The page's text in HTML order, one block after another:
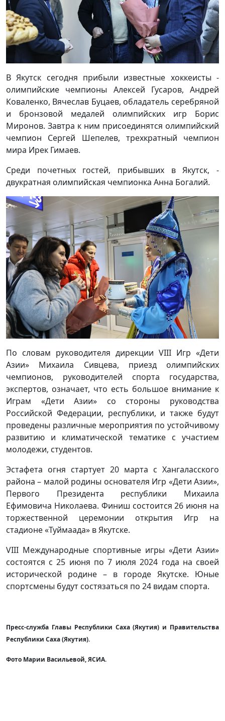
В Якутск сегодня прибыли известные хоккеисты -
олимпийские чемпионы Алексей Гусаров, Андрей
Коваленко, Вячеслав Буцаев, обладатель серебряной
и бронзовой медалей олимпийских игр Борис
Миронов. Завтра к ним присоединятся олимпийский
чемпион Сергей Шепелев, трехкратный чемпион
мира Ирек Гимаев.
Среди почетных гостей, прибывших в Якутск, -
двукратная олимпийская чемпионка Анна Богалий.
По словам руководителя дирекции VIII Игр «Дети
Азии» Михаила Сивцева, приезд олимпийских
чемпионов, руководителей спорта государства,
экспертов, означает, что есть большое внимание к
Играм «Дети Азии» со стороны руководства
Российской Федерации, республики, и также будут
проведены различные мероприятия по устойчивому
развитию и климатической тематике с участием
молодежи, студентов.
Эстафета огня стартует 20 марта с Хангаласского
района – малой родины основателя Игр «Дети Азии»,
Первого Президента республики Михаила
Ефимовича Николаева. Финиш состоится 26 июня на
торжественной церемонии открытия Игр на
стадионе «Туймаада» в Якутске.
VIII Международные спортивные игры «Дети Азии»
состоятся с 25 июня по 7 июля 2024 года на своей
исторической родине – в городе Якутске. Юные
спортсмены будут состязаться по 24 видам спорта.
Пресс-служба Главы Республики Саха (Якутия) и Правительства
Республики Саха (Якутия).
Фото Марии Васильевой, ЯСИА.